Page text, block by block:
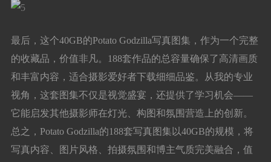
最后，这个40GB的Potato Godzilla写真图集，作为一个完整
的收藏品，价值非凡。188套作品的总容量确保了高清画质
和丰富内容，适合摄影爱好者下载细细品鉴。从我的专业
视角，这套图集不仅是视觉盛宴，还提供了学习机会——
它能启发其他摄影师在灯光、构图和氛围营造上的创新。
总之，Potato Godzilla的188套写真图集以40GB的规模，将
写真内容、图片风格、拍摄氛围和博主气质完美融合，值